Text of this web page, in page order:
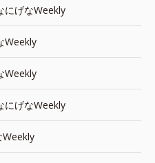
にげなWeekly
Weekly
Weekly
にげなWeekly
Weekly